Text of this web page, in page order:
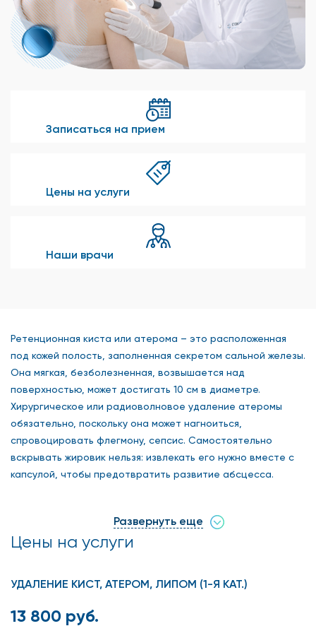
Записаться на прием
Цены на услуги
Наши врачи
Ретенционная киста или атерома – это расположенная
под кожей полость, заполненная секретом сальной железы.
Она мягкая, безболезненная, возвышается над
поверхностью, может достигать 10 см в диаметре.
Хирургическое или радиоволновое удаление атеромы
обязательно, поскольку она может нагноиться,
спровоцировать флегмону, сепсис. Самостоятельно
вскрывать жировик нельзя: извлекать его нужно вместе с
капсулой, чтобы предотвратить развитие абсцесса.
Общая информация
Неблагоприятное внешнее воздействие, травмы кожи,
закупорке их протоков. Секрет при этом продолжает
Развернуть еще
Цены на услуги
УДАЛЕНИЕ КИСТ, АТЕРОМ, ЛИПОМ (1-Я КАТ.)
13 800 руб.